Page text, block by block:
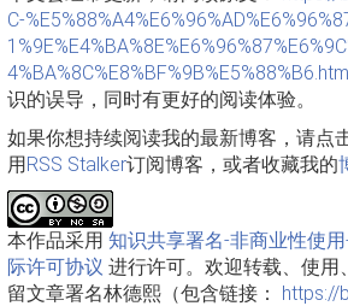
C-
识的误导，同时有更好的阅读体验。
如果你想持续阅读我的最新博客，请点
用RSS Stalker订阅博客，或者收藏我的
本作品采用 知识共享署名-非商业性使
际许可协议 进行许可。欢迎转载、使用
留文章署名林德熙（包含链接： https://